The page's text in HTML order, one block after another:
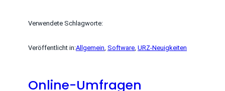
Verwendete Schlagworte:
Veröffentlicht in:Allgemein, Software, URZ-Neuigkeiten
Online-Umfragen